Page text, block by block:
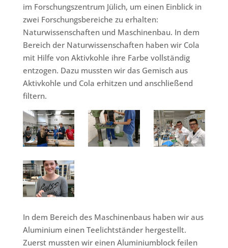
im Forschungszentrum Jülich, um einen Einblick in
zwei Forschungsbereiche zu erhalten:
Naturwissenschaften und Maschinenbau. In dem
Bereich der Naturwissenschaften haben wir Cola
mit Hilfe von Aktivkohle ihre Farbe vollständig
entzogen. Dazu mussten wir das Gemisch aus
Aktivkohle und Cola erhitzen und anschließend
filtern.
In dem Bereich des Maschinenbaus haben wir aus
Aluminium einen Teelichtständer hergestellt.
Zuerst mussten wir einen Aluminiumblock feilen